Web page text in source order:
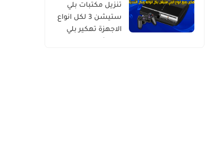
لعبة GTA V للاندرويد
مهكرة مضمونة 100
تنزيل مكتبات بلي
ستيشن 3 لكل انواع
الاجهزة تهكير بلي